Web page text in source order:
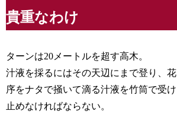
貴重なわけ
ターンは20メートルを超す高木。
汁液を採るにはその天辺にまで登り、花
序をナタで掻いて滴る汁液を竹筒で受け
止めなければならない。